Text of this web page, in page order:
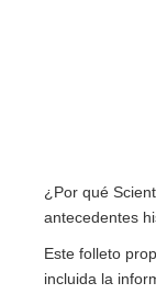
¿Por qué
antecedentes
Este folleto
incluida la